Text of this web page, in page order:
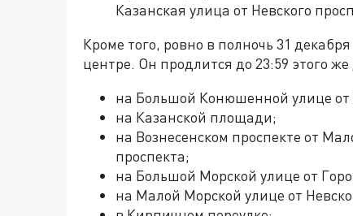
Казанская улица от Невского
Кроме того, ровно в полночь 31
центре. Он продлится до 23:59 этого
на Большой Конюшенной улице от
на Казанской площади;
на Вознесенском проспекте от
проспекта;
на Большой Морской улице от
на Малой Морской улице от